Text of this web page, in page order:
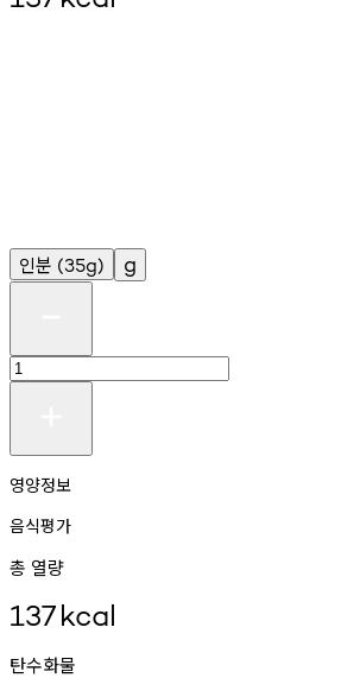
인분 (35g) g
영양정보
음식평가
총 열량
137kcal
탄수화물